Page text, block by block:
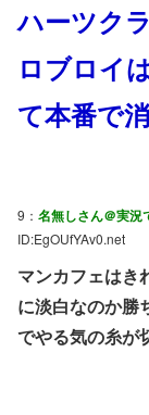
ハーツク
ロブロイ
て本番で
9： 名無しさん＠実況
ID:EgOUfYAv0.net
マンカフェはき
に淡白なのか勝
でやる気の糸が